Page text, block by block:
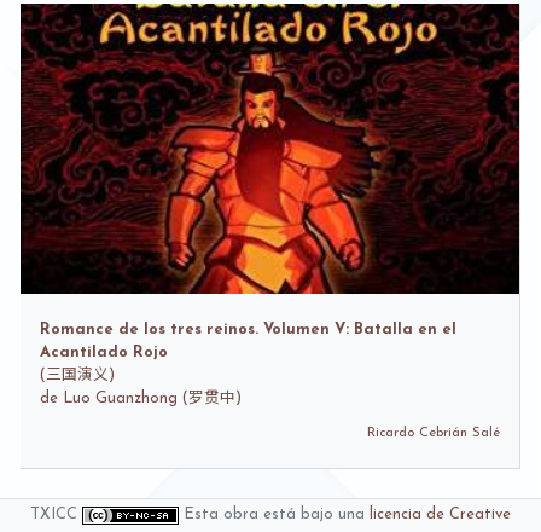
Romance de los tres reinos. Volumen V: Batalla en el
Acantilado Rojo
( 三国演义)
de Luo Guanzhong (罗贯中)
Ricardo Cebrián Salé
TXICC Esta obra está bajo una licencia de Creative